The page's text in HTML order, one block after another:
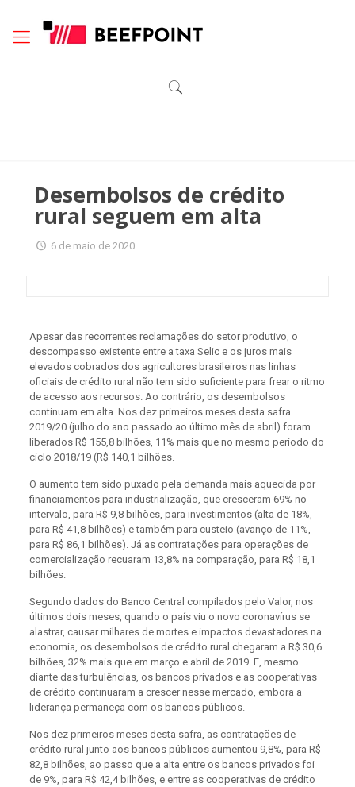
Desembolsos de crédito
rural seguem em alta
6 de maio de 2020
Apesar das recorrentes reclamações do setor produtivo, o
descompasso existente entre a taxa Selic e os juros mais
elevados cobrados dos agricultores brasileiros nas linhas
oficiais de crédito rural não tem sido suficiente para frear o ritmo
de acesso aos recursos. Ao contrário, os desembolsos
continuam em alta. Nos dez primeiros meses desta safra
2019/20 (julho do ano passado ao último mês de abril) foram
liberados R$ 155,8 bilhões, 11% mais que no mesmo período do
ciclo 2018/19 (R$ 140,1 bilhões.
O aumento tem sido puxado pela demanda mais aquecida por
financiamentos para industrialização, que cresceram 69% no
intervalo, para R$ 9,8 bilhões, para investimentos (alta de 18%,
para R$ 41,8 bilhões) e também para custeio (avanço de 11%,
para R$ 86,1 bilhões). Já as contratações para operações de
comercialização recuaram 13,8% na comparação, para R$ 18,1
bilhões.
Segundo dados do Banco Central compilados pelo Valor, nos
últimos dois meses, quando o país viu o novo coronavírus se
alastrar, causar milhares de mortes e impactos devastadores na
economia, os desembolsos de crédito rural chegaram a R$ 30,6
bilhões, 32% mais que em março e abril de 2019. E, mesmo
diante das turbulências, os bancos privados e as cooperativas
de crédito continuaram a crescer nesse mercado, embora a
liderança permaneça com os bancos públicos.
Nos dez primeiros meses desta safra, as contratações de
crédito rural junto aos bancos públicos aumentou 9,8%, para R$
82,8 bilhões, ao passo que a alta entre os bancos privados foi
de 9%, para R$ 42,4 bilhões, e entre as cooperativas de crédito